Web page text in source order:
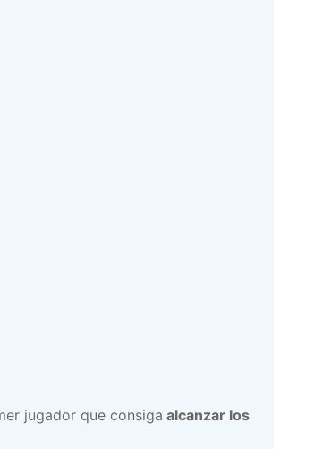
jugador que consiga alcanzar los